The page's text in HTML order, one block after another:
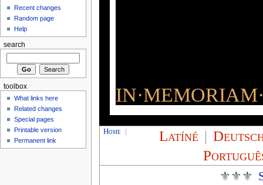
Home | Latíné |
⚜⚜⚜
Recent changes
Random page
Help
search
toolbox
What links here
Related changes
Special pages
Printable version
Permanent link